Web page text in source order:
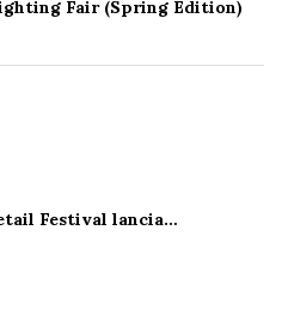
Fair (Spring Edition)
Festival lancia…